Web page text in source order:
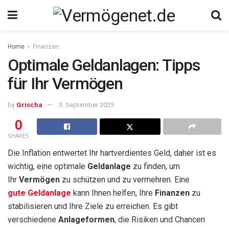
Home Finanzen
Optimale Geldanlagen: Tipps
für Ihr Vermögen
by Grischa 3. September 2025
0
SHARES
Die Inflation entwertet Ihr hartverdientes Geld, daher ist es
wichtig, eine optimale Geldanlage zu finden, um
Ihr Vermögen zu schützen und zu vermehren. Eine
gute Geldanlage kann Ihnen helfen, Ihre Finanzen zu
stabilisieren und Ihre Ziele zu erreichen. Es gibt
verschiedene Anlageformen, die Risiken und Chancen